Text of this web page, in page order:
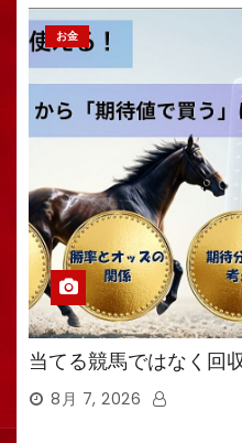
お金
当てる競馬ではなく回
8月 7, 2026